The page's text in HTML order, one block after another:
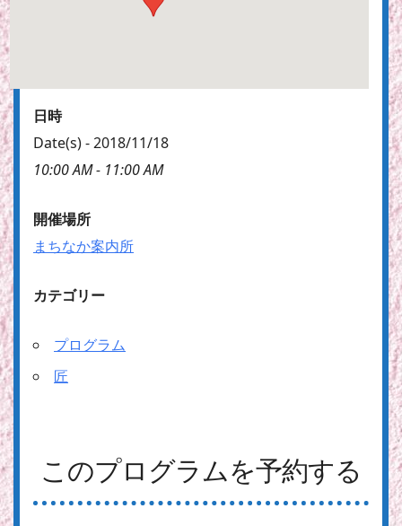
日時
Date(s) - 2018/11/18
10:00 AM - 11:00 AM
開催場所
まちなか案内所
カテゴリー
プログラム
匠
このプログラムを予約する